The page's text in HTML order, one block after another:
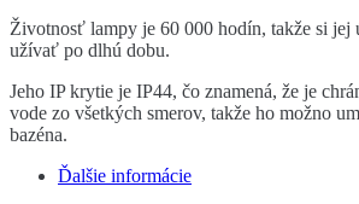
Životnosť lampy je 60 000 hodín, takže si jej
užívať po dlhú dobu.
Jeho IP krytie je IP44, čo znamená, že je
vode zo všetkých smerov, takže ho možno
bazéna.
Ďalšie informácie